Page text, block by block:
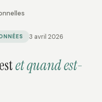
3 avril 2026
et quand est-